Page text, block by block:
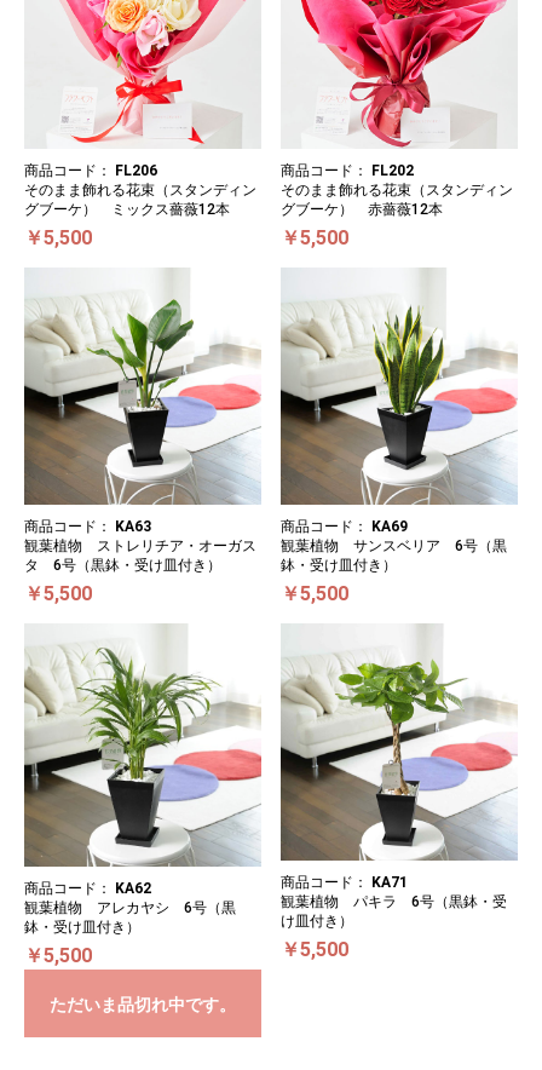
商品コード：
FL206
そのまま飾れる花束（スタンディン
グブーケ） ミックス薔薇12本
￥5,500
商品コード：
FL202
そのまま飾れる花束（スタンディン
グブーケ） 赤薔薇12本
￥5,500
商品コード：
KA63
観葉植物 ストレリチア・オーガス
タ 6号（黒鉢・受け皿付き）
￥5,500
商品コード：
KA69
観葉植物 サンスベリア 6号（黒
鉢・受け皿付き）
￥5,500
商品コード： KA62
観葉植物 アレカヤシ 6号（黒
鉢・受け皿付き）
￥5,500
ただいま品切れ中です。
商品コード：
KA71
観葉植物 パキラ 6号（黒鉢・受
け皿付き）
￥5,500